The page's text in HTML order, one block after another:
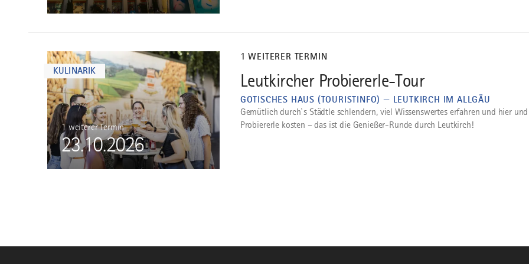
KULINARIK
1 WEITERER TERMIN
5
Leutkircher Probiererle-Tour
GOTISCHES HAUS (TOURISTINFO) — LEUTKIRCH IM ALLGÄU
23.10.2026
1 weiterer Termin
Gemütlich durch`s Städtle schlendern, viel Wissenswertes erfahren und hier
Probiererle kosten – das ist die Genießer-Runde durch Leutkirch!